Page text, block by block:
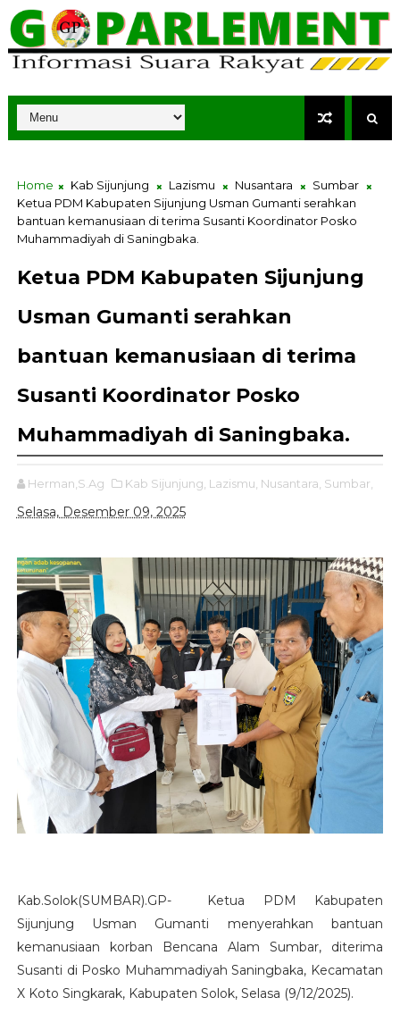
Home Kab Sijunjung Lazismu Nusantara
Sumbar
Ketua PDM Kabupaten Sijunjung Usman Gumanti serahkan
bantuan kemanusiaan di terima Susanti Koordinator Posko
Muhammadiyah di Saningbaka.
Ketua PDM Kabupaten Sijunjung
Usman Gumanti serahkan
bantuan kemanusiaan di terima
Susanti Koordinator Posko
Muhammadiyah di Saningbaka.
Herman,S.Ag Kab Sijunjung, Lazismu, Nusantara, Sumbar,
Selasa, Desember 09, 2025
Kab.Solok(SUMBAR).GP- Ketua PDM Kabupaten
Sijunjung Usman Gumanti menyerahkan bantuan
kemanusiaan korban Bencana Alam Sumbar, diterima
Susanti di Posko Muhammadiyah Saningbaka, Kecamatan
X Koto Singkarak, Kabupaten Solok, Selasa (9/12/2025).